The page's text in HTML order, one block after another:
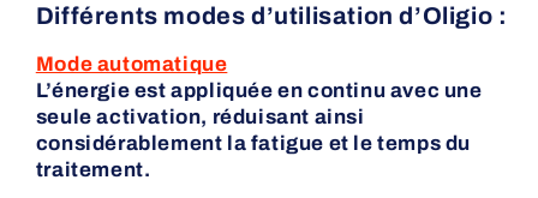
Différents modes d’utilisation d’Oligio :
Mode automatique
L’énergie est appliquée en continu avec une
seule activation, réduisant ainsi
considérablement la fatigue et le temps du
traitement.